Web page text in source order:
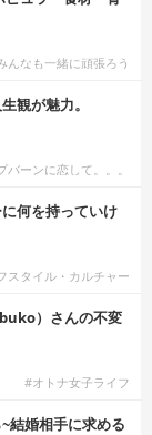
んなも一緒に頑張ろう
観が魅力。
ーンに恋して。。。
何を持っていけ
スタイル・カルチャー
）さんの不変
#オトナ女子ライフ
結婚相手に求める